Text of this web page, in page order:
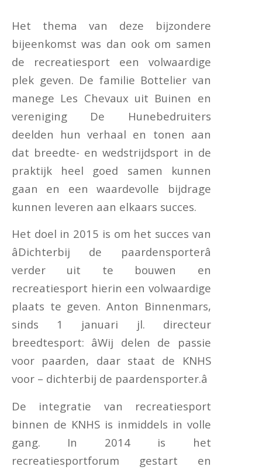
Het thema van deze bijzondere
bijeenkomst was dan ook om samen
de recreatiesport een volwaardige
plek geven. De familie Bottelier van
manege Les Chevaux uit Buinen en
vereniging De Hunebedruiters
deelden hun verhaal en tonen aan
dat breedte- en wedstrijdsport in de
praktijk heel goed samen kunnen
gaan en een waardevolle bijdrage
kunnen leveren aan elkaars succes.
Het doel in 2015 is om het succes van
âDichterbij de paardensporterâ
verder uit te bouwen en
recreatiesport hierin een volwaardige
plaats te geven. Anton Binnenmars,
sinds 1 januari jl. directeur
breedtesport: âWij delen de passie
voor paarden, daar staat de KNHS
voor – dichterbij de paardensporter.â
De integratie van recreatiesport
binnen de KNHS is inmiddels in volle
gang. In 2014 is het
recreatiesportforum gestart en